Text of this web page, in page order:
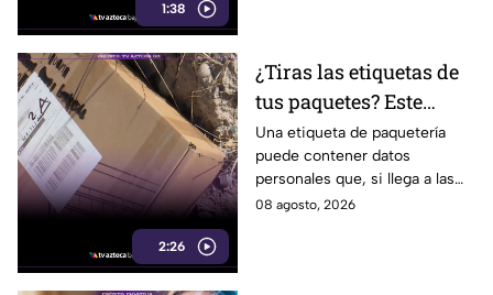
1:38
2:26
¿Tiras las etiquetas de
tus paquetes? Este
pequeño descuido
podría ponerte en
riesgo en Tijuana
Una etiqueta de paquetería
puede contener datos
personales que, si llega a las
manos equivocadas, podrían
08 agosto, 2026